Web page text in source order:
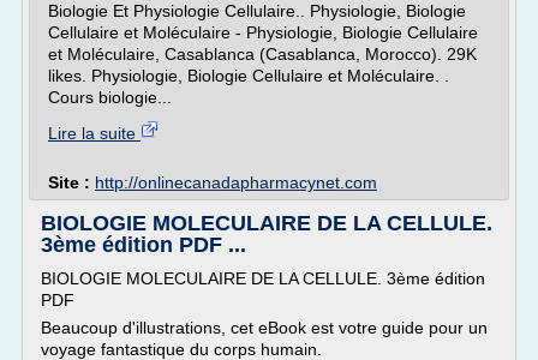
Biologie Et Physiologie Cellulaire.. Physiologie, Biologie
Cellulaire et Moléculaire - Physiologie, Biologie Cellulaire
et Moléculaire, Casablanca (Casablanca, Morocco). 29K
likes. Physiologie, Biologie Cellulaire et Moléculaire. .
Cours biologie...
Lire la suite
Site : http://onlinecanadapharmacynet.com
BIOLOGIE MOLECULAIRE DE LA CELLULE.
3ème édition PDF ...
BIOLOGIE MOLECULAIRE DE LA CELLULE. 3ème édition
PDF
Beaucoup d'illustrations, cet eBook est votre guide pour un
voyage fantastique du corps humain.